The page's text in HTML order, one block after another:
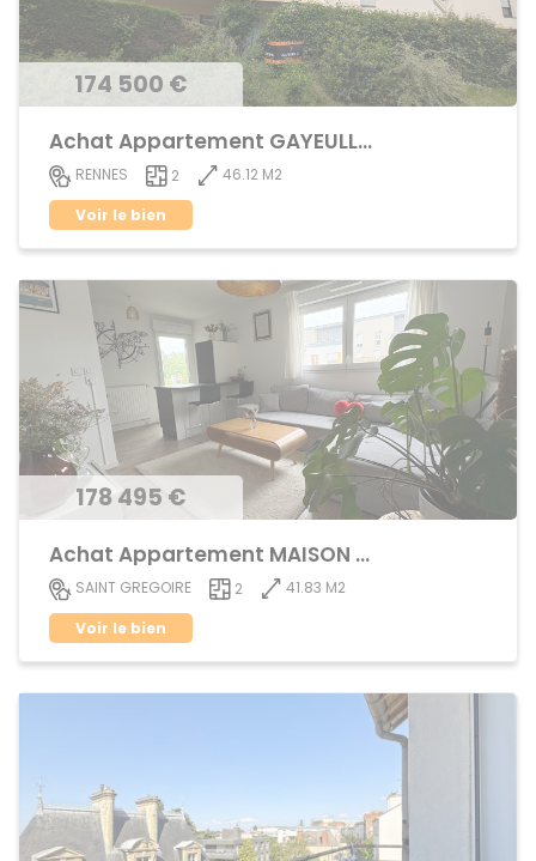
174 500 €
Achat Appartement GAYEULLES
RENNES 2
46.12 M2
Voir le bien
178 495 €
Achat Appartement MAISON BLANCHE
SAINT GREGOIRE 2
41.83 M2
Voir le bien